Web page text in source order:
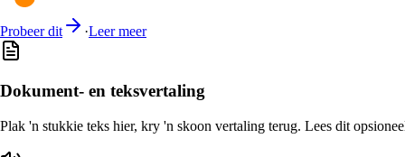
Probeer dit ·Leer meer
Dokument- en teksvertaling
Plak 'n stukkie teks hier, kry 'n skoon vertaling terug. Lees dit